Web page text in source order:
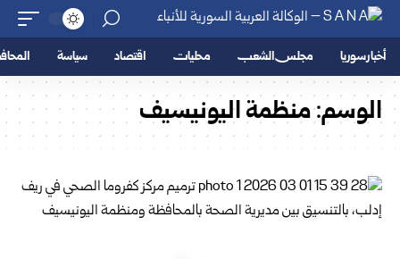
أخبار سوريا مجلس الشعب محليات اقتصاد سياسة
الوسم:منظمة اليونيسيف